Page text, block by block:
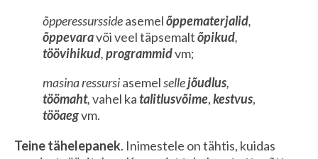
õpperessurssideasemelõppematerjalid,
õppevaravõi veel täpsemaltõpikud,
töövihikud,programmidvm;
masina ressursiasemelsellejõudlus,
töömaht,vahel katalitlusvõime,kestvus,
tööaegvm.
Teine tähelepanek. Inimestele on tähtis, kuidas